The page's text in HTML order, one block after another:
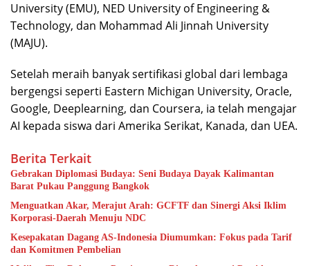
University (EMU), NED University of Engineering &
Technology, dan Mohammad Ali Jinnah University
(MAJU).
Setelah meraih banyak sertifikasi global dari lembaga
bergengsi seperti Eastern Michigan University, Oracle,
Google, Deeplearning, dan Coursera, ia telah mengajar
AI kepada siswa dari Amerika Serikat, Kanada, dan UEA.
Berita Terkait
Gebrakan Diplomasi Budaya: Seni Budaya Dayak Kalimantan
Barat Pukau Panggung Bangkok
Menguatkan Akar, Merajut Arah: GCFTF dan Sinergi Aksi Iklim
Korporasi-Daerah Menuju NDC
Kesepakatan Dagang AS-Indonesia Diumumkan: Fokus pada Tarif
dan Komitmen Pembelian